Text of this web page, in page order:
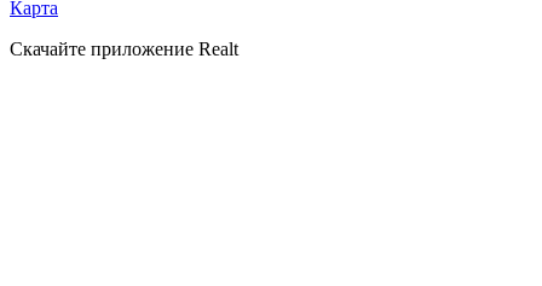
Карта
Скачайте приложение Realt